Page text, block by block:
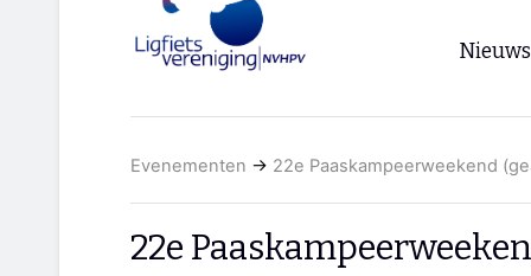
Nieuws
Evenementen → 22e Paaskampeerweekend
22e